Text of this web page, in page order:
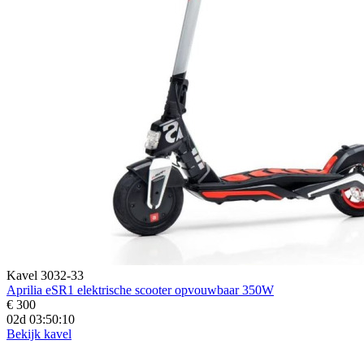
Kavel 3032-33
Aprilia eSR1 elektrische scooter opvouwbaar 350W
€ 300
02d 03:50:09
Bekijk kavel